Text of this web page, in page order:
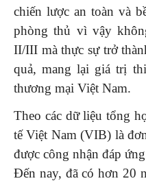
chiến lược an toàn và
phòng thủ vì vậy
II/III mà thực sự trở
quả, mang lại giá trị
thương mại Việt Nam.
Theo các dữ liệu tổng
tế Việt Nam (VIB) là
được công nhận đáp
Đến nay, đã có hơn 20